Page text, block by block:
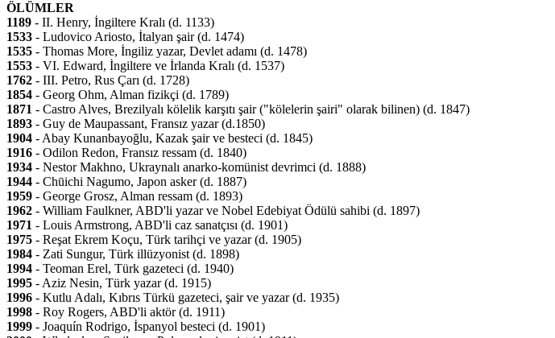
ÖLÜMLER
1189 - II. Henry, İngiltere Kralı (d. 1133)
1533 - Ludovico Ariosto, İtalyan şair (d. 1474)
1535 - Thomas More, İngiliz yazar, Devlet adamı (d. 1478)
1553 - VI. Edward, İngiltere ve İrlanda Kralı (d. 1537)
1762 - III. Petro, Rus Çarı (d. 1728)
1854 - Georg Ohm, Alman fizikçi (d. 1789)
1871 - Castro Alves, Brezilyalı kölelik karşıtı şair ("kölelerin şairi" olarak bilinen) (d. 1847)
1893 - Guy de Maupassant, Fransız yazar (d.1850)
1904 - Abay Kunanbayoğlu, Kazak şair ve besteci (d. 1845)
1916 - Odilon Redon, Fransız ressam (d. 1840)
1934 - Nestor Makhno, Ukraynalı anarko-komünist devrimci (d. 1888)
1944 - Chūichi Nagumo, Japon asker (d. 1887)
1959 - George Grosz, Alman ressam (d. 1893)
1962 - William Faulkner, ABD'li yazar ve Nobel Edebiyat Ödülü sahibi (d. 1897)
1971 - Louis Armstrong, ABD'li caz sanatçısı (d. 1901)
1975 - Reşat Ekrem Koçu, Türk tarihçi ve yazar (d. 1905)
1984 - Zati Sungur, Türk illüzyonist (d. 1898)
1994 - Teoman Erel, Türk gazeteci (d. 1940)
1995 - Aziz Nesin, Türk yazar (d. 1915)
1996 - Kutlu Adalı, Kıbrıs Türkü gazeteci, şair ve yazar (d. 1935)
1998 - Roy Rogers, ABD'li aktör (d. 1911)
1999 - Joaquín Rodrigo, İspanyol besteci (d. 1901)